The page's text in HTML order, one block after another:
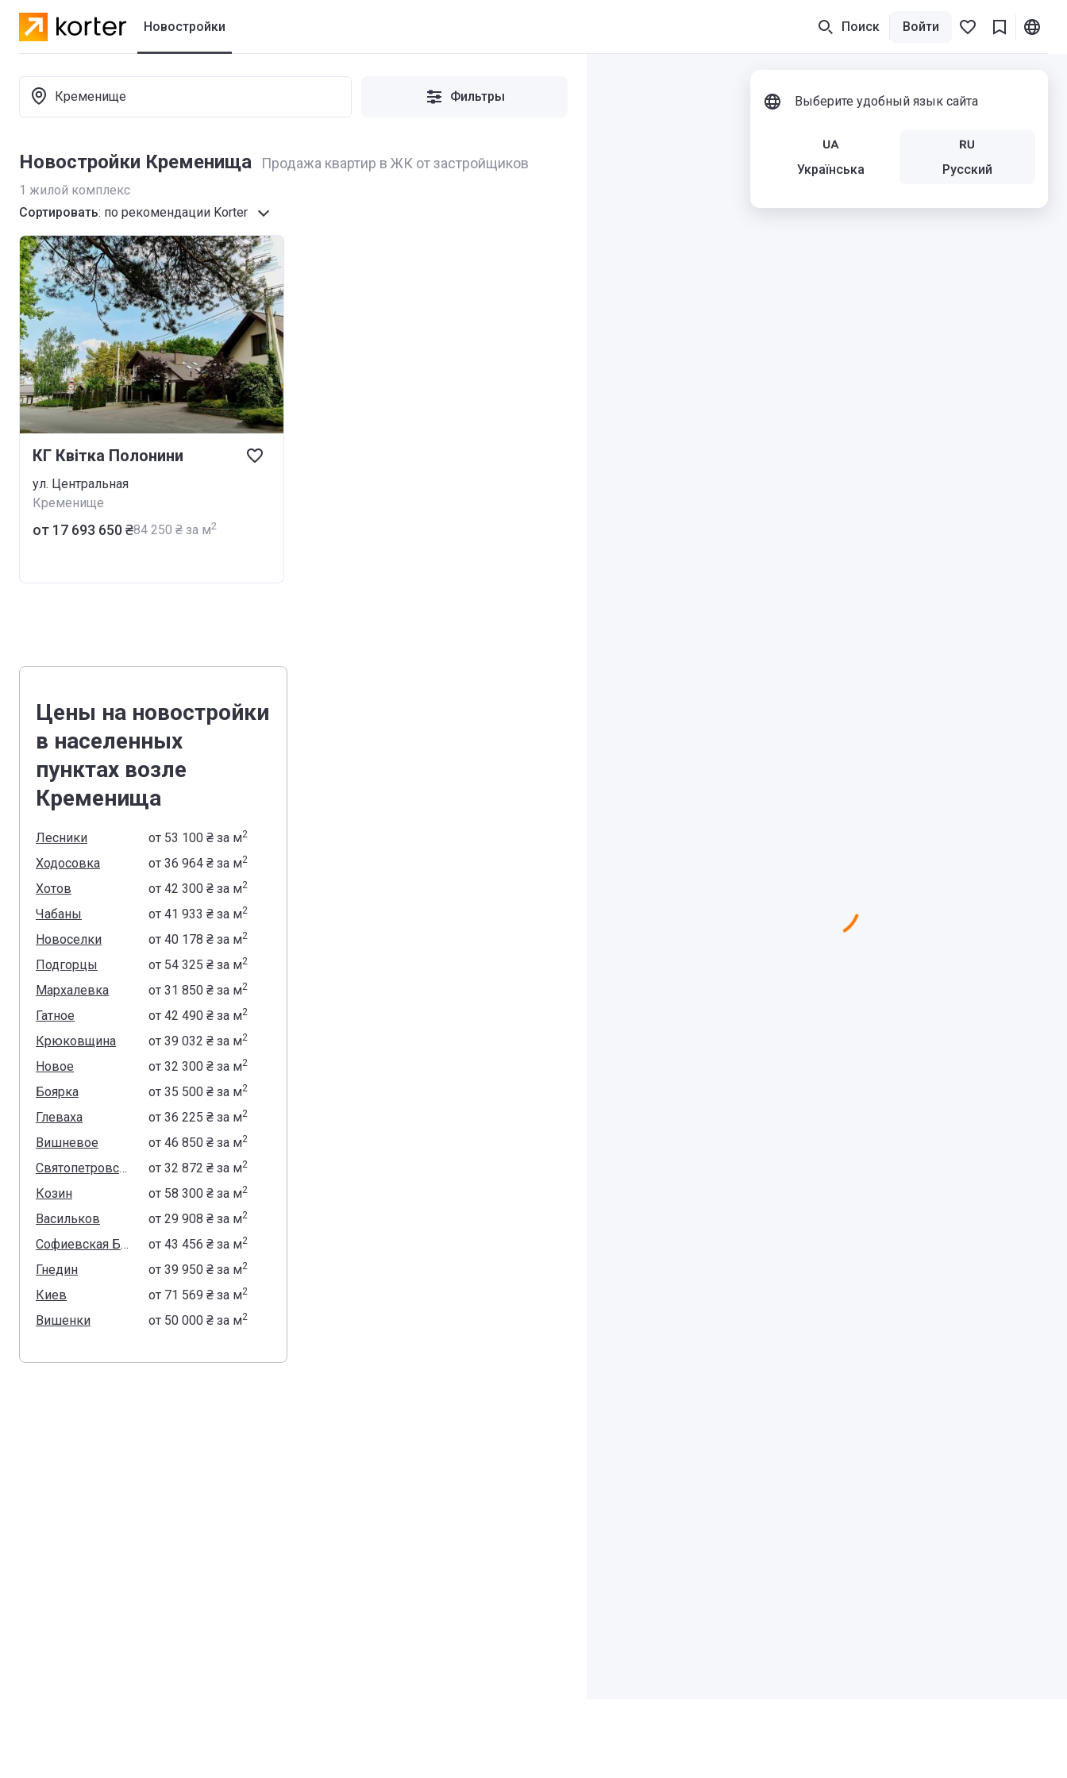
Новостройки Поиск Войти
Выберите удобный язык сайта
Українська Русский
Кременище Фильтры
Новостройки Кременища Продажа квартир в ЖК от застройщиков
1 жилой комплекс
Сортировать: по рекомендации Korter
КГ Квітка Полонини
ул. Центральная
Кременище
от ‍17 693 650 ₴‍84 250 ₴ за м2
Цены на новостройки
в населенных
пунктах возле
Кременища
Лесники от ‍53 100 ₴ за м2
Ходосовка от‍36 964 ₴ за м2
Хотов от‍42 300 ₴ за м2
Чабаны от‍41 933 ₴ за м2
Новоселки от‍40 178 ₴ за м2
Подгорцы от ‍54 325 ₴ за м2
Мархалевка от‍31 850 ₴ за м2
Гатное от‍42 490 ₴ за м2
Крюковщина от‍39 032 ₴ за м2
Новое от‍32 300 ₴ за м2
Боярка от‍35 500 ₴ за м2
Глеваха от‍36 225 ₴ за м2
Вишневое от‍46 850 ₴ за м2
Святопетровское от‍32 872 ₴ за м2
Козин от ‍58 300 ₴ за м2
Васильков от‍29 908 ₴ за м2
Софиевская Борщаговка от‍43 456 ₴ за м2
Гнедин от‍39 950 ₴ за м2
Киев от ‍71 569 ₴ за м2
Вишенки от ‍50 000 ₴ за м2